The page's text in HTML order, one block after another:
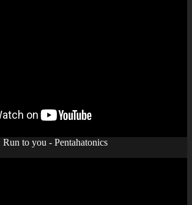
Run to you - Pentahatonics